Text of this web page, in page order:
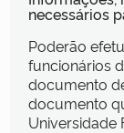
necessários
Poderão
funcionários
documento
documento
Universidade